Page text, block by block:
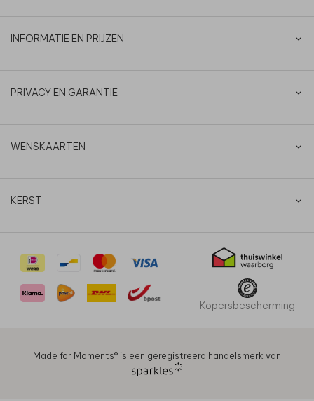
INFORMATIE EN PRIJZEN
PRIVACY EN GARANTIE
WENSKAARTEN
KERST
Kopersbescherming
Made for Moments®️ is een geregistreerd handelsmerk van